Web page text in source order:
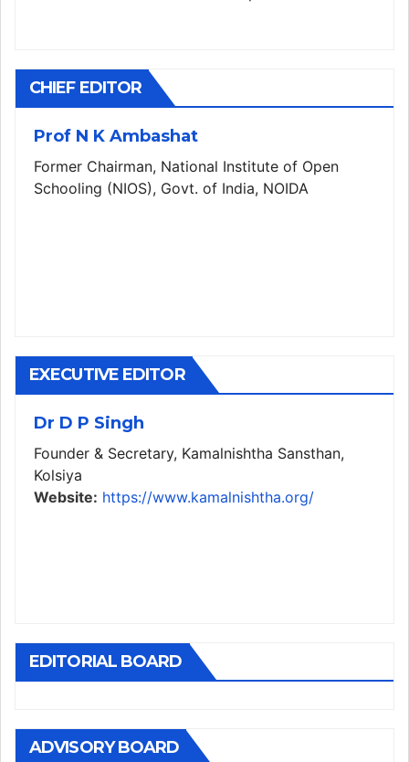
CHIEF EDITOR
Prof N K Ambashat
Former Chairman, National Institute of Open
Schooling (NIOS), Govt. of India, NOIDA
EXECUTIVE EDITOR
Dr D P Singh
Founder & Secretary, Kamalnishtha Sansthan,
Kolsiya
Website: https://www.kamalnishtha.org/
EDITORIAL BOARD
ADVISORY BOARD